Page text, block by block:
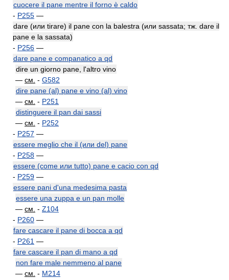
cuocere il pane mentre il forno è caldo
- P255 —
dare (или tirare) il pane con la balestra (или sassata; тж. dare il
pane e la sassata)
- P256 —
dare pane e companatico a qd
dire un giorno pane, l'altro vino
— см. - G582
dire pane (al) pane e vino (al) vino
— см. - P251
distinguere il pan dai sassi
— см. - P252
- P257 —
essere meglio che il (или del) pane
- P258 —
essere (come или tutto) pane e cacio con qd
- P259 —
essere pani d'una medesima pasta
essere una zuppa e un pan molle
— см. - Z104
- P260 —
fare cascare il pane di bocca a qd
- P261 —
fare cascare il pan di mano a qd
non fare male nemmeno al pane
— см. - M214